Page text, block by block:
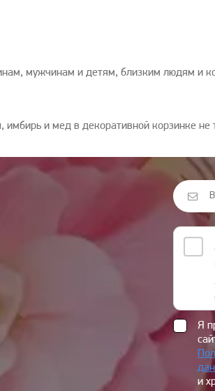
мужчинам и детям, близким людям и
и мед в декоративной корзинке не
Я
и